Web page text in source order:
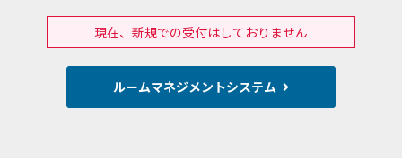
現在、新規での受付はしておりません
ルームマネジメントシステム